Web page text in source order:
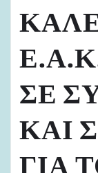
ΣΕ
ΚΑΙ